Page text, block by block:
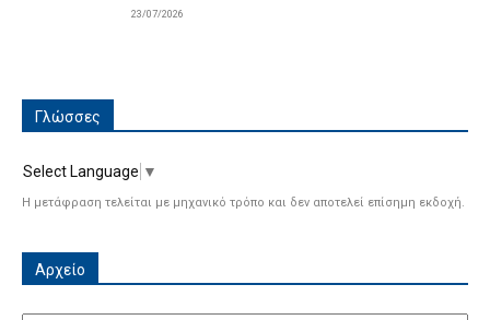
23/07/2026
Γλώσσες
Select Language ▼
Η μετάφραση τελείται με μηχανικό τρόπο και δεν αποτελεί επίσημη εκδοχή.
Αρχείο
Αρχείο